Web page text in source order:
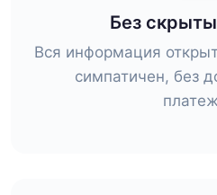
Без
Вся информация
симпатичен, без